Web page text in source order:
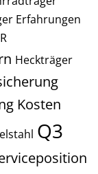
Erfahrungen
Heckträger
Kosten
Q3